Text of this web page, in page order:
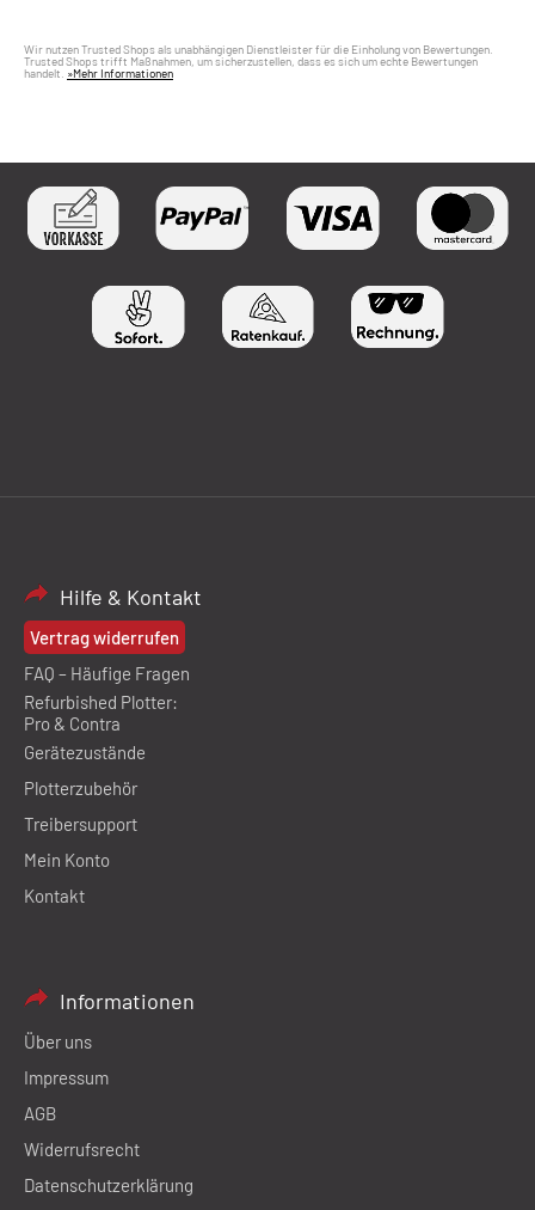
Wir nutzen Trusted Shops als unabhängigen Dienstleister für die Einholung von Bewertungen.
Trusted Shops trifft Maßnahmen, um sicherzustellen, dass es sich um echte Bewertungen
handelt. »Mehr Informationen
Hilfe & Kontakt
Vertrag widerrufen
FAQ – Häufige Fragen
Refurbished Plotter:
Pro & Contra
Gerätezustände
Plotterzubehör
Treibersupport
Mein Konto
Kontakt
Informationen
Über uns
Impressum
AGB
Widerrufsrecht
Datenschutzerklärung